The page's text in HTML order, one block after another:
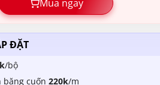
Mua ngay
ĐẶT
/bộ
băng cuốn220k/m